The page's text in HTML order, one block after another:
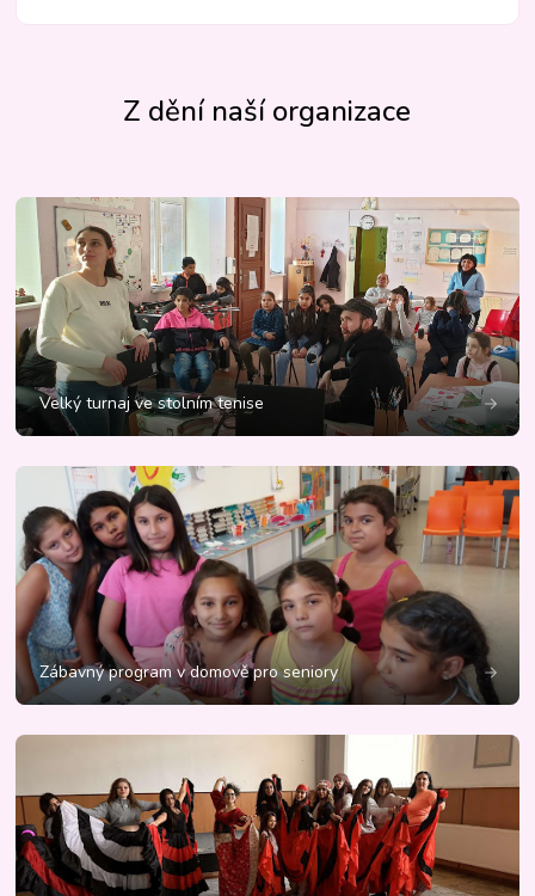
Z dění naší organizace
Velký turnaj ve stolním tenise
Zábavný program v domově pro seniory